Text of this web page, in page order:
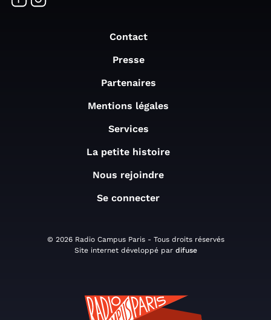
Contact
Presse
Partenaires
Mentions légales
Services
La petite histoire
Nous rejoindre
Se connecter
© 2026 Radio Campus Paris - Tous droits réservés
Site internet développé par difuse